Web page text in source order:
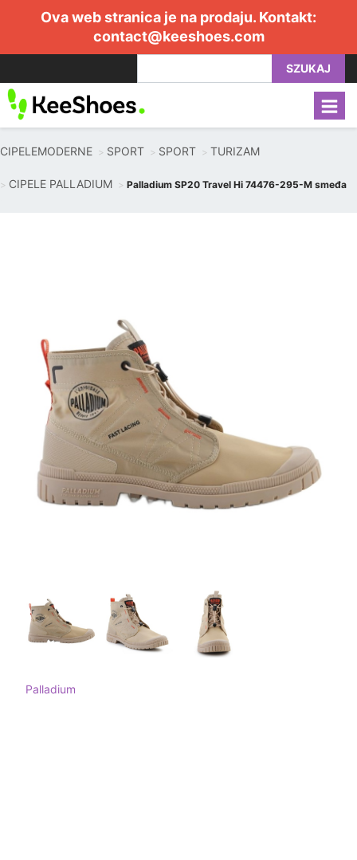
Ova web stranica je na prodaju. Kontakt:
contact@keeshoes.com
SZUKAJ
CIPELEMODERNE SPORT SPORT TURIZAM
CIPELE PALLADIUM Palladium SP20 Travel Hi 74476-295-M smeđa
Palladium